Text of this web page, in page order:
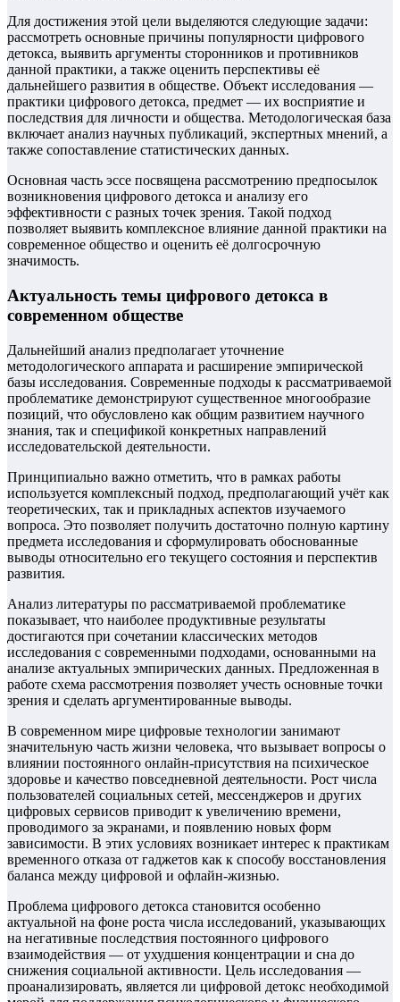
Для достижения этой цели выделяются следующие задачи:
рассмотреть основные причины популярности цифрового
детокса, выявить аргументы сторонников и противников
данной практики, а также оценить перспективы её
дальнейшего развития в обществе. Объект исследования —
практики цифрового детокса, предмет — их восприятие и
последствия для личности и общества. Методологическая база
включает анализ научных публикаций, экспертных мнений, а
также сопоставление статистических данных.
Основная часть эссе посвящена рассмотрению предпосылок
возникновения цифрового детокса и анализу его
эффективности с разных точек зрения. Такой подход
позволяет выявить комплексное влияние данной практики на
современное общество и оценить её долгосрочную
значимость.
Актуальность темы цифрового детокса в
современном обществе
Дальнейший анализ предполагает уточнение
методологического аппарата и расширение эмпирической
базы исследования. Современные подходы к рассматриваемой
проблематике демонстрируют существенное многообразие
позиций, что обусловлено как общим развитием научного
знания, так и спецификой конкретных направлений
исследовательской деятельности.
Принципиально важно отметить, что в рамках работы
используется комплексный подход, предполагающий учёт как
теоретических, так и прикладных аспектов изучаемого
вопроса. Это позволяет получить достаточно полную картину
предмета исследования и сформулировать обоснованные
выводы относительно его текущего состояния и перспектив
развития.
Анализ литературы по рассматриваемой проблематике
показывает, что наиболее продуктивные результаты
достигаются при сочетании классических методов
исследования с современными подходами, основанными на
анализе актуальных эмпирических данных. Предложенная в
работе схема рассмотрения позволяет учесть основные точки
зрения и сделать аргументированные выводы.
В современном мире цифровые технологии занимают
значительную часть жизни человека, что вызывает вопросы о
влиянии постоянного онлайн-присутствия на психическое
здоровье и качество повседневной деятельности. Рост числа
пользователей социальных сетей, мессенджеров и других
цифровых сервисов приводит к увеличению времени,
проводимого за экранами, и появлению новых форм
зависимости. В этих условиях возникает интерес к практикам
временного отказа от гаджетов как к способу восстановления
баланса между цифровой и офлайн-жизнью.
Проблема цифрового детокса становится особенно
актуальной на фоне роста числа исследований, указывающих
на негативные последствия постоянного цифрового
взаимодействия — от ухудшения концентрации и сна до
снижения социальной активности. Цель исследования —
проанализировать, является ли цифровой детокс необходимой